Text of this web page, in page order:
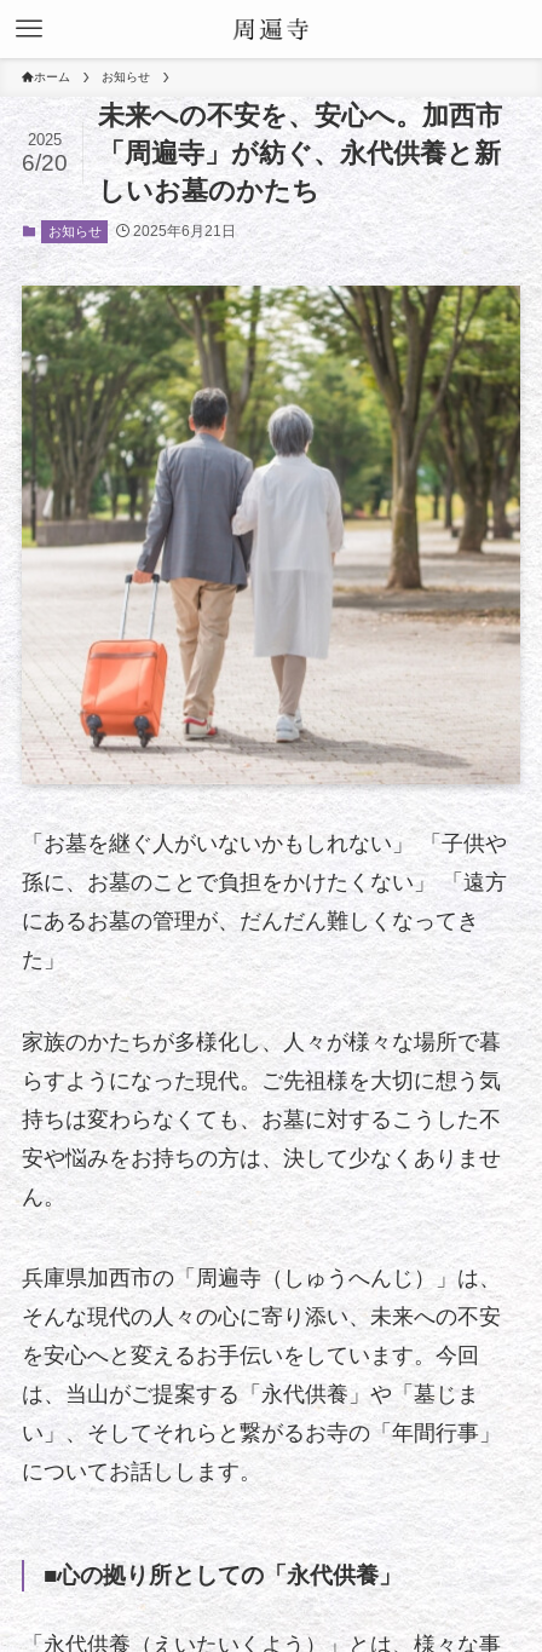
ホーム お知らせ
未来への不安を、安心へ。加西市
「周遍寺」が紡ぐ、永代供養と新
しいお墓のかたち
2025
6/20
お知らせ 2025年6月21日
「お墓を継ぐ人がいないかもしれない」 「子供や
孫に、お墓のことで負担をかけたくない」 「遠方
にあるお墓の管理が、だんだん難しくなってき
た」
家族のかたちが多様化し、人々が様々な場所で暮
らすようになった現代。ご先祖様を大切に想う気
持ちは変わらなくても、お墓に対するこうした不
安や悩みをお持ちの方は、決して少なくありませ
ん。
兵庫県加西市の「周遍寺（しゅうへんじ）」は、
そんな現代の人々の心に寄り添い、未来への不安
を安心へと変えるお手伝いをしています。今回
は、当山がご提案する「永代供養」や「墓じま
い」、そしてそれらと繋がるお寺の「年間行事」
についてお話しします。
■心の拠り所としての「永代供養」
「永代供養（えいたいくよう）」とは、様々な事